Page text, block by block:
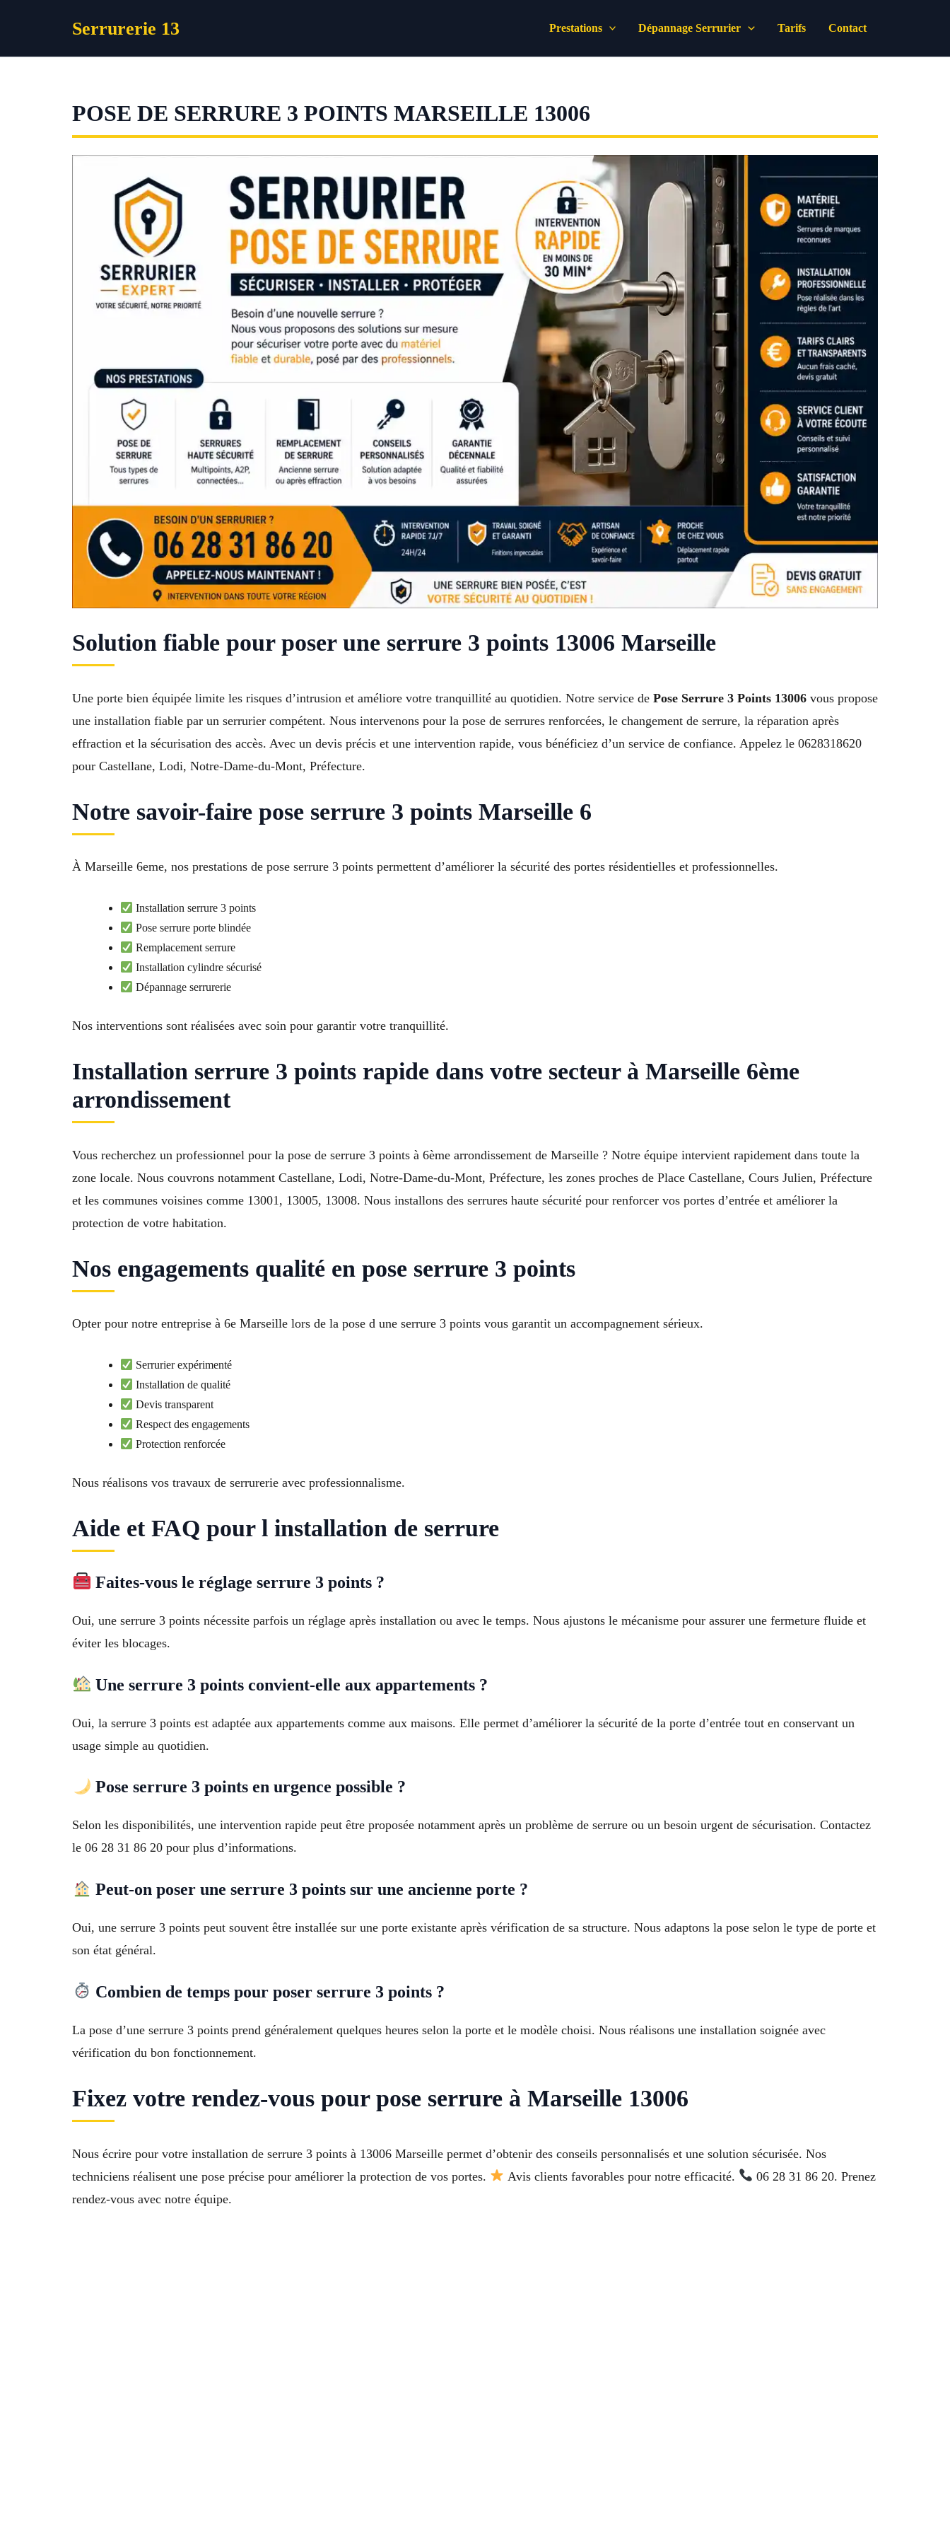
Serrurerie 13 Prestations Dépannage Serrurier Tarifs Contact
POSE DE SERRURE 3 POINTS MARSEILLE 13006
Solution fiable pour poser une serrure 3 points 13006 Marseille
Une porte bien équipée limite les risques d’intrusion et améliore votre tranquillité au quotidien. Notre service de Pose Serrure 3 Points 13006 vous propose
une installation fiable par un serrurier compétent. Nous intervenons pour la pose de serrures renforcées, le changement de serrure, la réparation après
effraction et la sécurisation des accès. Avec un devis précis et une intervention rapide, vous bénéficiez d’un service de confiance. Appelez le 0628318620
pour Castellane, Lodi, Notre-Dame-du-Mont, Préfecture.
Notre savoir-faire pose serrure 3 points Marseille 6
À Marseille 6eme, nos prestations de pose serrure 3 points permettent d’améliorer la sécurité des portes résidentielles et professionnelles.
Installation serrure 3 points
Pose serrure porte blindée
Remplacement serrure
Installation cylindre sécurisé
Dépannage serrurerie
Nos interventions sont réalisées avec soin pour garantir votre tranquillité.
Installation serrure 3 points rapide dans votre secteur à Marseille 6ème
arrondissement
Vous recherchez un professionnel pour la pose de serrure 3 points à 6ème arrondissement de Marseille ? Notre équipe intervient rapidement dans toute la
zone locale. Nous couvrons notamment Castellane, Lodi, Notre-Dame-du-Mont, Préfecture, les zones proches de Place Castellane, Cours Julien, Préfecture
et les communes voisines comme 13001, 13005, 13008. Nous installons des serrures haute sécurité pour renforcer vos portes d’entrée et améliorer la
protection de votre habitation.
Nos engagements qualité en pose serrure 3 points
Opter pour notre entreprise à 6e Marseille lors de la pose d une serrure 3 points vous garantit un accompagnement sérieux.
Serrurier expérimenté
Installation de qualité
Devis transparent
Respect des engagements
Protection renforcée
Nous réalisons vos travaux de serrurerie avec professionnalisme.
Aide et FAQ pour l installation de serrure
Faites-vous le réglage serrure 3 points ?
Oui, une serrure 3 points nécessite parfois un réglage après installation ou avec le temps. Nous ajustons le mécanisme pour assurer une fermeture fluide et
éviter les blocages.
Une serrure 3 points convient-elle aux appartements ?
Oui, la serrure 3 points est adaptée aux appartements comme aux maisons. Elle permet d’améliorer la sécurité de la porte d’entrée tout en conservant un
usage simple au quotidien.
Pose serrure 3 points en urgence possible ?
Selon les disponibilités, une intervention rapide peut être proposée notamment après un problème de serrure ou un besoin urgent de sécurisation. Contactez
le 06 28 31 86 20 pour plus d’informations.
Peut-on poser une serrure 3 points sur une ancienne porte ?
Oui, une serrure 3 points peut souvent être installée sur une porte existante après vérification de sa structure. Nous adaptons la pose selon le type de porte et
son état général.
Combien de temps pour poser serrure 3 points ?
La pose d’une serrure 3 points prend généralement quelques heures selon la porte et le modèle choisi. Nous réalisons une installation soignée avec
vérification du bon fonctionnement.
Fixez votre rendez-vous pour pose serrure à Marseille 13006
Nous écrire pour votre installation de serrure 3 points à 13006 Marseille permet d’obtenir des conseils personnalisés et une solution sécurisée. Nos
techniciens réalisent une pose précise pour améliorer la protection de vos portes.
Avis clients favorables pour notre efficacité.
06 28 31 86 20. Prenez
rendez-vous avec notre équipe.